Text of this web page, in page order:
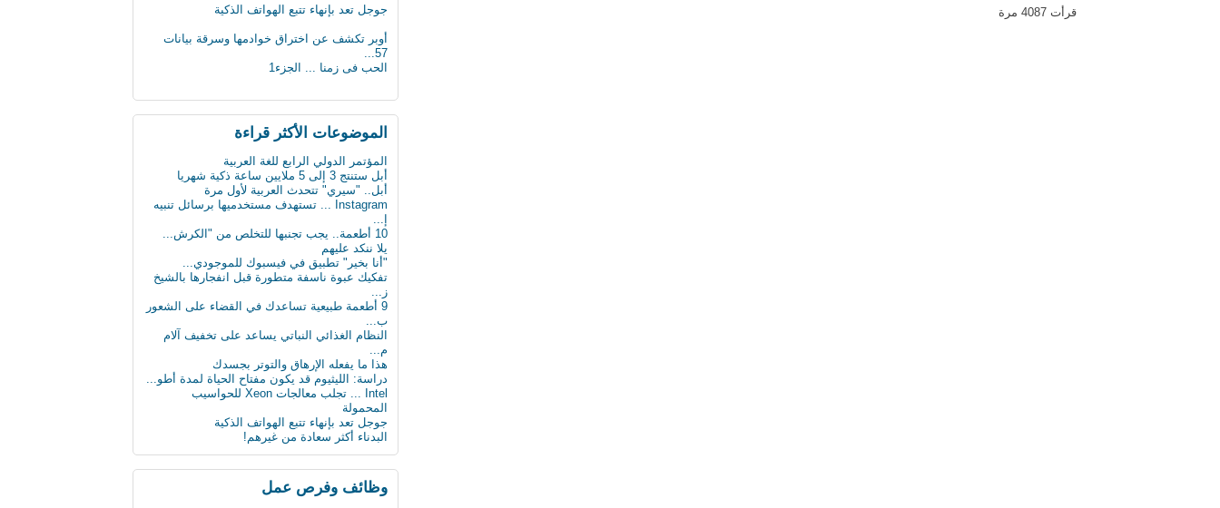
قرأت 4087 مرة
جوجل تعد بإنهاء تتبع الهواتف الذكية
أوبر تكشف عن اختراق خوادمها وسرقة بيانات
57...
الحب فى زمنا ... الجزء1
لماذا يجب على الحوامل تجنب تناول الجبنة
الطري...
بعد 3 عقود عدد الروبوتات سيفوق تعداد البشر
بن...
أول ساعة ذكية للمكفوفين.. تحسس الرسائل
على ال...
كيف تعطّل تحديث فيس بوك الذي أزعج الجميع؟
دراسة : كيلو عسل النحل يمنح طاقة تعادل 3
آلاف...
سن الأربعين لم يعد يمثل عائقا للزواج والإنجاب...
ثورة في عالم الطب: حبوب مبتكرة تنقل
البيانات...
علماء يابانيون يكشفون الرابط بين قلة النوم وا...
دماغك قد يقتلك بسبب السكر
8 حيل ذكية تجعل حياتك أسهل
« ميادين المدن التاريخية ودورها في تأصيل الهو...
ابتكار طبي يستخدم سائلا غير الدم لقياس
مستوى...
دراسة: المأكولات البحرية تطيل العمر
الموضوعات اﻷكثر قراءة
المؤتمر الدولي الرابع للغة العربية
أبل ستنتج 3 إلى 5 ملايين ساعة ذكية شهريا
أبل.. "سيري" تتحدث العربية لأول مرة
Instagram ... تستهدف مستخدميها برسائل تنبيه
إ...
10 أطعمة.. يجب تجنبها للتخلص من "الكرش...
يلا ننكد عليهم
"أنا بخير" تطبيق في فيسبوك للموجودي...
تفكيك عبوة ناسفة متطورة قبل انفجارها بالشيخ
ز...
9 أطعمة طبيعية تساعدك في القضاء على الشعور
ب...
النظام الغذائي النباتي يساعد على تخفيف آلام
م...
هذا ما يفعله الإرهاق والتوتر بجسدك
دراسة: الليثيوم قد يكون مفتاح الحياة لمدة أطو...
Intel ... تجلب معالجات Xeon للحواسيب
المحمولة
جوجل تعد بإنهاء تتبع الهواتف الذكية
البدناء أكثر سعادة من غيرهم!
وظائف وفرص عمل